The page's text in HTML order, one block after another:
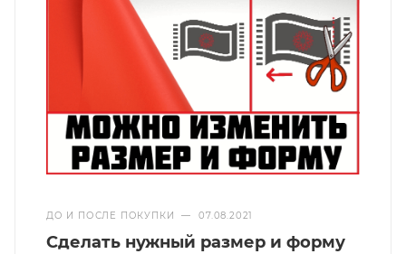
ДО И ПОСЛЕ ПОКУПКИ — 07.08.2021
Сделать нужный размер и форму